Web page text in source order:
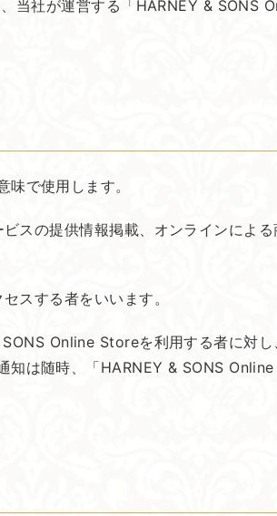
社が運営する「HARNEY & SONS
で使用します。
の提供情報掲載、オンラインによ
スする者をいいます。
Online Storeを利用する者に対
知は随時、「HARNEY & SONS